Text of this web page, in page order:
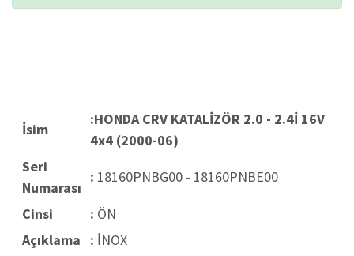
İsim
:HONDA CRV KATALİZÖR 2.0 - 2.4İ 16V
4x4 (2000-06)
Seri
Numarası
: 18160PNBG00 - 18160PNBE00
Cinsi : ÖN
Açıklama
: İNOX